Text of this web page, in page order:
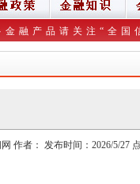
金融产品请关注“全国
作者： 发布时间：2026/5/27